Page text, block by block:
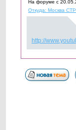
На форуме с
Откуда: Москва
http://